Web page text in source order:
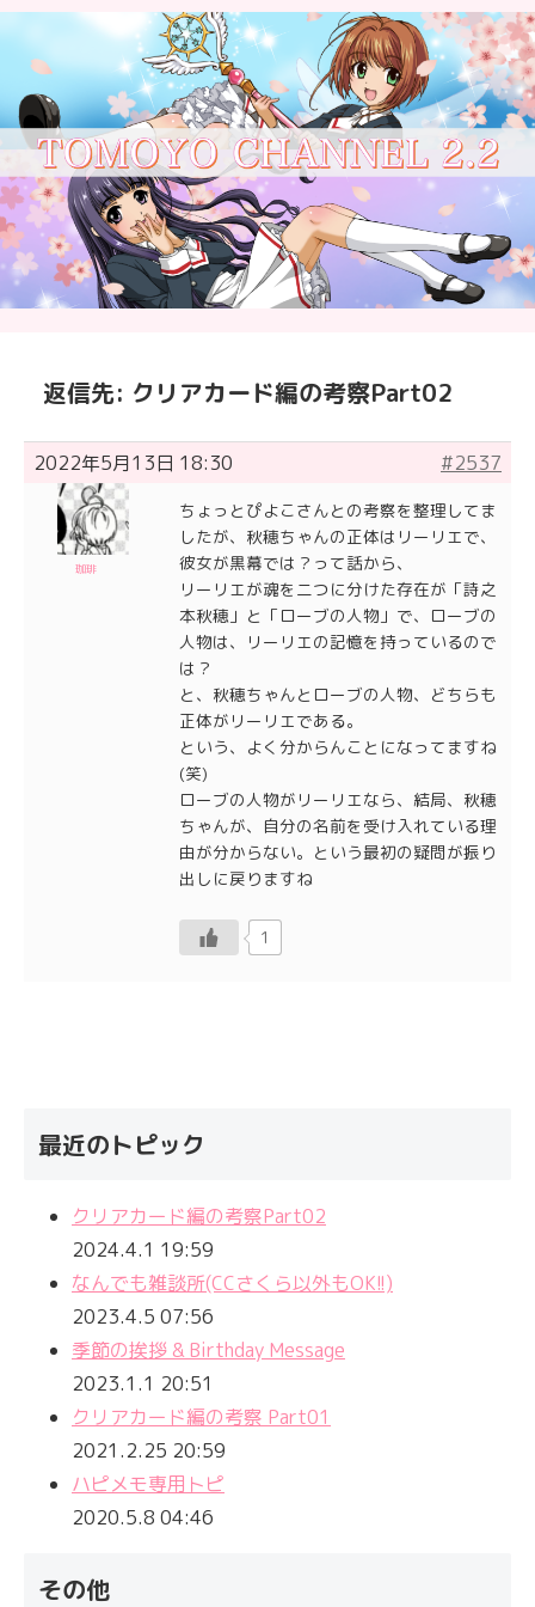
返信先: クリアカード編の考察Part02
2022年5月13日 18:30 #2537
珈琲
ちょっとぴよこさんとの考察を整理してま
したが、秋穂ちゃんの正体はリーリエで、
彼女が黒幕では？って話から、
リーリエが魂を二つに分けた存在が「詩之
本秋穂」と「ローブの人物」で、ローブの
人物は、リーリエの記憶を持っているので
は？
と、秋穂ちゃんとローブの人物、どちらも
正体がリーリエである。
という、よく分からんことになってますね
(笑)
ローブの人物がリーリエなら、結局、秋穂
ちゃんが、自分の名前を受け入れている理
由が分からない。という最初の疑問が振り
出しに戻りますね
1
最近のトピック
クリアカード編の考察Part02
2024.4.1 19:59
なんでも雑談所(CCさくら以外もOK!!)
2023.4.5 07:56
季節の挨拶 & Birthday Message
2023.1.1 20:51
クリアカード編の考察 Part01
2021.2.25 20:59
ハピメモ専用トピ
2020.5.8 04:46
その他